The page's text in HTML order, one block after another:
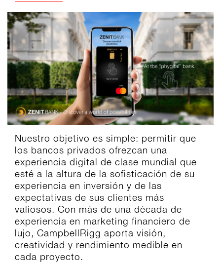
Nuestro objetivo es simple: permitir que
los bancos privados ofrezcan una
experiencia digital de clase mundial que
esté a la altura de la sofisticación de su
experiencia en inversión y de las
expectativas de sus clientes más
valiosos. Con más de una década de
experiencia en marketing financiero de
lujo, CampbellRigg aporta visión,
creatividad y rendimiento medible en
cada proyecto.